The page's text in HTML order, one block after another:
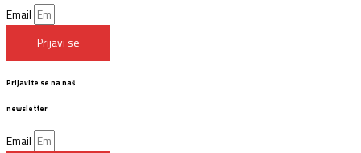
Email
Prijavi se
Prijavite se na naš
newsletter
Email